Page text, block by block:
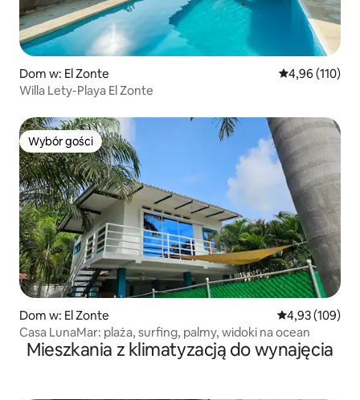
Dom w: El Zonte Średnia
4,96 (110)
Willa Lety-Playa El Zonte
Wybór gości
Wybór gości
Dom w: El Zonte Średnia
4,93 (109)
Casa LunaMar: plaża, surfing, palmy, widoki na ocean
Mieszkania z klimatyzacją do wynajęcia